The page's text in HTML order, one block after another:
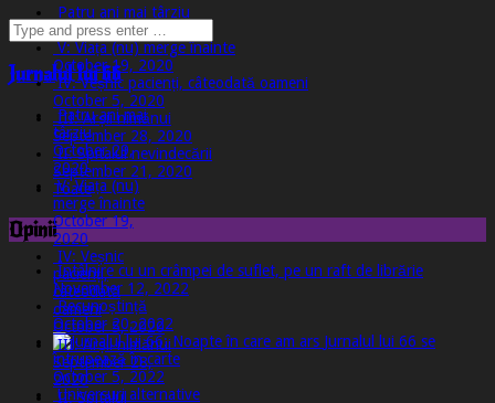
Jurnalul lui 66
Patru ani mai
târziu
October 29,
2020
V: Viața (nu)
merge înainte
October 19,
2020
IV: Veșnic
pacienți,
câteodată
oameni
October 5, 2020
III: Arșii nimănui
September 28,
2020
II: Spitalul
Patru ani mai târziu
October 29, 2020
V: Viața (nu) merge înainte
October 19, 2020
IV: Veșnic pacienți, câteodată oameni
October 5, 2020
III: Arșii nimănui
September 28, 2020
II: Spitalul nevindecării
September 21, 2020
Toate
Opinii
Întâlnire cu un crâmpei de suflet, pe un raft de librărie
November 12, 2022
Recunoștință
October 20, 2022
Jurnalul lui 66 se
întrupează în carte
October 5, 2022
Universuri alternative